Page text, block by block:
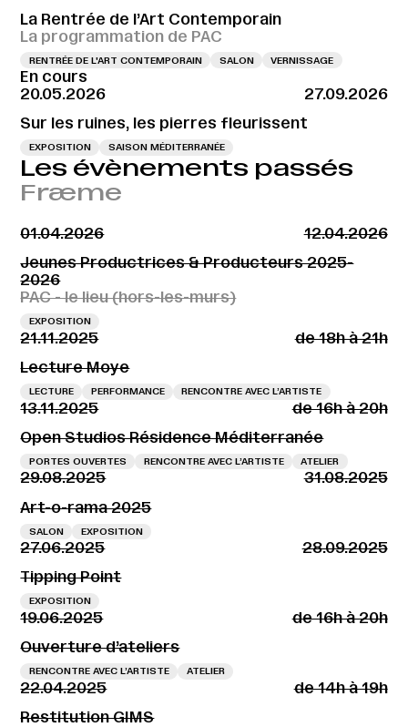
La Rentrée de l’Art Contemporain
La programmation de PAC
RENTRÉE DE L'ART CONTEMPORAIN SALON VERNISSAGE
En cours
20.05.2026
27.09.2026
Sur les ruines, les pierres fleurissent
EXPOSITION SAISON MÉDITERRANÉE
Les évènements passés
Fræme
01.04.2026
12.04.2026
Jeunes Productrices & Producteurs 2025-
2026
PAC - le lieu (hors-les-murs)
EXPOSITION
21.11.2025
de 18h à 21h
Lecture Moye
LECTURE PERFORMANCE RENCONTRE AVEC L’ARTISTE
13.11.2025
de 16h à 20h
Open Studios Résidence Méditerranée
PORTES OUVERTES RENCONTRE AVEC L’ARTISTE ATELIER
29.08.2025
31.08.2025
Art-o-rama 2025
SALON EXPOSITION
27.06.2025
28.09.2025
Tipping Point
EXPOSITION
19.06.2025
de 16h à 20h
Ouverture d’ateliers
RENCONTRE AVEC L’ARTISTE ATELIER
22.04.2025
de 14h à 19h
Restitution GIMS